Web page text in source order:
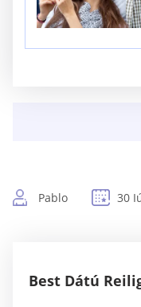
Pablo 30
Best Dátú